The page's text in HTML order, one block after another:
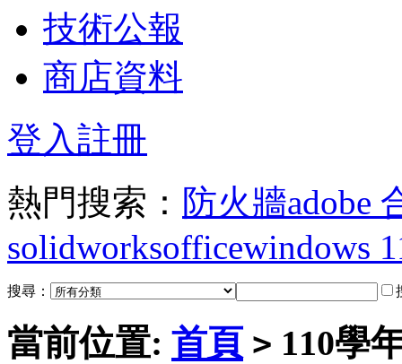
技術公報
商店資料
登入註冊
熱門搜索： 防火牆adobe
solidworksofficewindows
搜尋：
當前位置: 首頁 > 110學